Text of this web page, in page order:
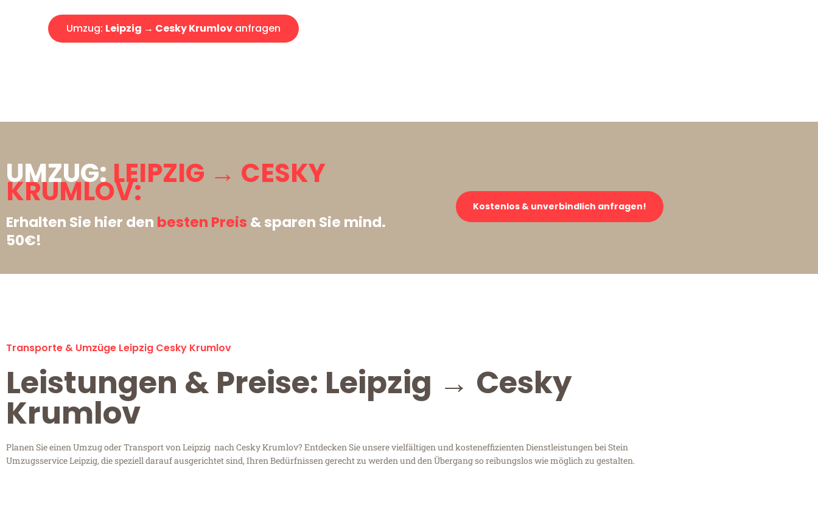
Umzug: Leipzig → Cesky Krumlov anfragen
UMZUG:LEIPZIG → CESKY
KRUMLOV:
Erhalten Sie hier den besten Preis & sparen Sie mind.
50€!
Kostenlos & unverbindlich anfragen!
Transporte & Umzüge Leipzig Cesky Krumlov
Leistungen & Preise: Leipzig → Cesky
Krumlov
Planen Sie einen Umzug oder Transport von Leipzig nach Cesky Krumlov? Entdecken Sie unsere vielfältigen und kosteneffizienten Dienstleistungen bei Stein
Umzugsservice Leipzig, die speziell darauf ausgerichtet sind, Ihren Bedürfnissen gerecht zu werden und den Übergang so reibungslos wie möglich zu gestalten.